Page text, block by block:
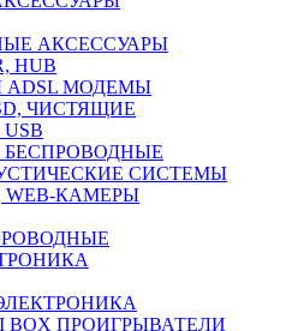
АКСЕССУАРЫ
HUB
ADSL МОДЕМЫ
ЧИСТЯЩИЕ
СИСТЕМЫ
КАМЕРЫ
BOX ПРОИГРЫВАТЕЛИ